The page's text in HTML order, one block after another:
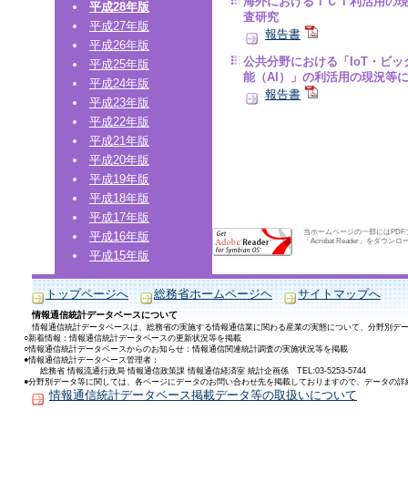
平成28年版
平成27年版
平成26年版
平成25年版
平成24年版
平成23年版
平成22年版
平成21年版
平成20年版
平成19年版
平成18年版
平成17年版
平成16年版
平成15年版
査研究
報告書
公共分野における「IoT・ビッ
能（AI）」の利活用の現況等
報告書
当ホームページの一部には
「Acrobat Reader」をダウンロ
トップページへ 総務省ホームページヘ サイトマップへ
情報通信統計データベースについて
情報通信統計データベースは、総務省の実施する情報通信業に関わる産業の実態について、分野別デ
○新着情報：情報通信統計データベースの更新状況等を掲載
○情報通信統計データベースからのお知らせ：情報通信関連統計調査の実施状況等を掲載
●情報通信統計データベース管理者：
総務省 情報流通行政局 情報通信政策課 情報通信経済室 統計企画係 TEL:03-5253-5744
●分野別データ等に関しては、各ページにデータのお問い合わせ先を掲載しておりますので、データの
情報通信統計データベース掲載データ等の取扱いについて